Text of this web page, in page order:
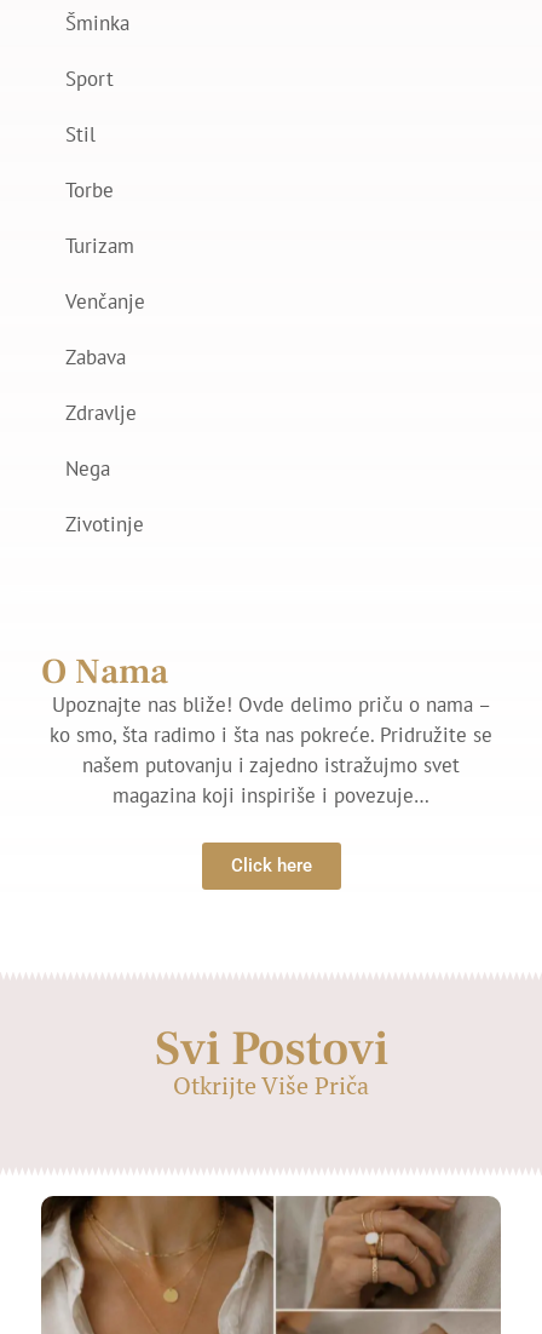
Šminka
Sport
Stil
Torbe
Turizam
Venčanje
Zabava
Zdravlje
Nega
Zivotinje
O Nama
Upoznajte nas bliže! Ovde delimo priču o nama –
ko smo, šta radimo i šta nas pokreće. Pridružite se
našem putovanju i zajedno istražujmo svet
magazina koji inspiriše i povezuje…
Click here
Svi Postovi
Otkrijte Više Priča